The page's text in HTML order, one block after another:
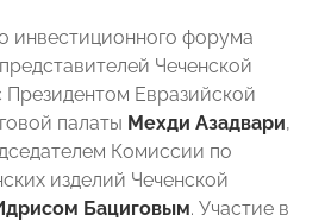
инвестиционного форума
Чеченской
Евразийской
палаты Мехди Азадвари,
Комиссии по
изделий Чеченской
Бациговым. Участие в